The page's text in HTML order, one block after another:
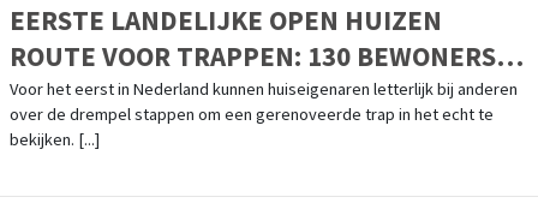
EERSTE LANDELIJKE OPEN HUIZEN
ROUTE VOOR TRAPPEN: 130 BEWONERS
OPENEN HUN DEUREN
Voor het eerst in Nederland kunnen huiseigenaren letterlijk bij anderen
over de drempel stappen om een gerenoveerde trap in het echt te
bekijken. [...]